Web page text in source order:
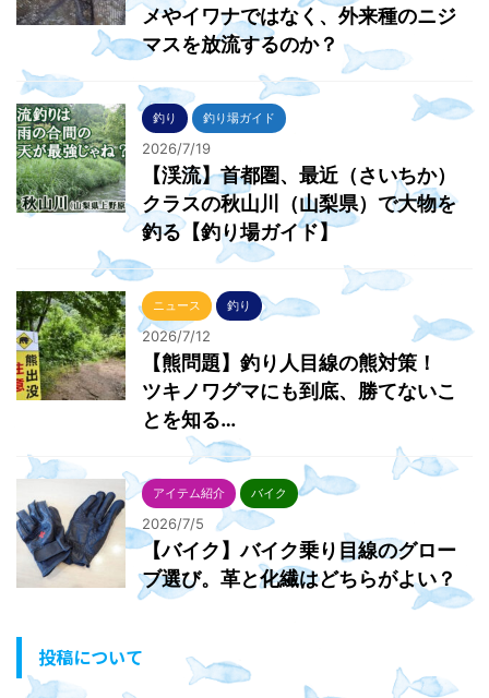
メやイワナではなく、外来種のニジ
マスを放流するのか？
釣り 釣り場ガイド
2026/7/19
【渓流】首都圏、最近（さいちか）
クラスの秋山川（山梨県）で大物を
釣る【釣り場ガイド】
ニュース 釣り
2026/7/12
【熊問題】釣り人目線の熊対策！
ツキノワグマにも到底、勝てないこ
とを知る…
アイテム紹介 バイク
2026/7/5
【バイク】バイク乗り目線のグロー
ブ選び。革と化繊はどちらがよい？
投稿について